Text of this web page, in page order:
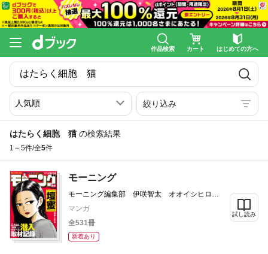
作品検索 カート はじめての方へ
絞り込み
はたらく細胞 猫 の検索結果
1～5件/全5件
モーニング
モーニング編集部 伊咲智太 オオイシヒロ
ト 森高夕次 足立金太郎 出端祐大 江口夏
福本伸行 清野とおる やじま冬美 加納梨
衣 林田もずる なきぼくろ 伊藤一角 とり
マンガ
全531冊
新着あり
試し読み